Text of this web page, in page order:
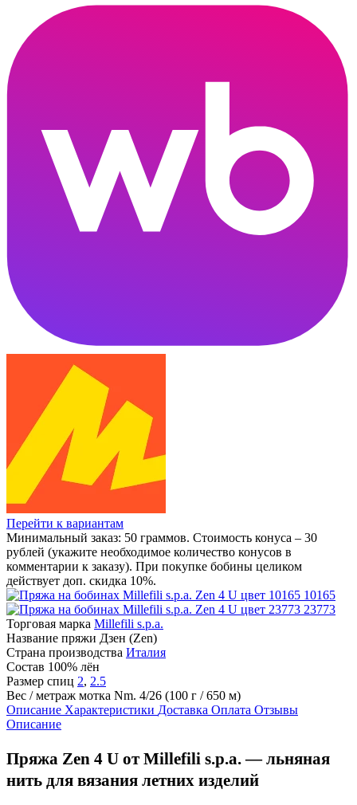
Перейти к вариантам
Минимальный заказ: 50 граммов. Стоимость конуса – 30
рублей (укажите необходимое количество конусов в
комментарии к заказу). При покупке бобины целиком
действует доп. скидка 10%.
10165
23773
Торговая марка Millefili s.p.a.
Название пряжи Дзен (Zen)
Страна производства Италия
Состав 100% лён
Размер спиц 2, 2.5
Вес / метраж мотка Nm. 4/26 (100 г / 650 м)
Описание Характеристики Доставка Оплата Отзывы
Описание
Пряжа Zen 4 U от Millefili s.p.a. — льняная
нить для вязания летних изделий